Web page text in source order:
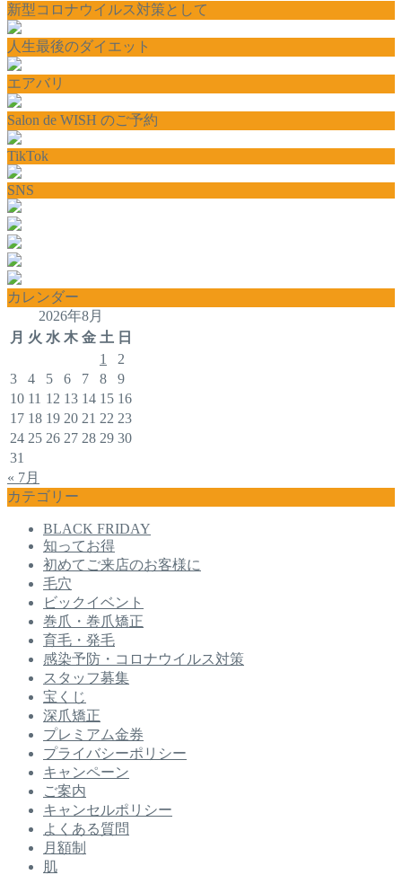
新型コロナウイルス対策として
人生最後のダイエット
エアバリ
Salon de WISH のご予約
TikTok
SNS
カレンダー
2026年8月
月 火 水 木 金 土 日
1
2
3
4 5 6 7 8
9
10 11 12 13 14 15 16
17 18 19 20 21 22 23
24 25 26 27 28 29 30
31
« 7月
カテゴリー
BLACK FRIDAY
知ってお得
初めてご来店のお客様に
毛穴
ビックイベント
巻爪・巻爪矯正
育毛・発毛
感染予防・コロナウイルス対策
スタッフ募集
宝くじ
深爪矯正
プレミアム金券
プライバシーポリシー
キャンペーン
ご案内
キャンセルポリシー
よくある質問
月額制
肌